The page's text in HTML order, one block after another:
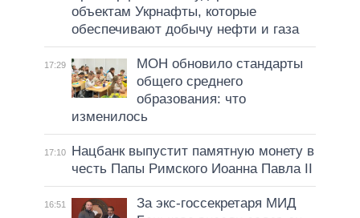
объектам Укрнафты, которые
обеспечивают добычу нефти и газа
17:29
МОН обновило стандарты
общего среднего
образования: что
изменилось
17:10
Нацбанк выпустит памятную монету в
честь Папы Римского Иоанна Павла II
16:51
За экс-госсекретаря МИД